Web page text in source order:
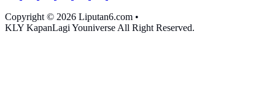
Copyright © 2026 Liputan6.com •
KLY KapanLagi Youniverse All Right Reserved.